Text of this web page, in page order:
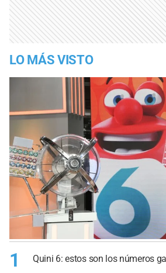
LO MÁS VISTO
1 Quini 6: estos son los números